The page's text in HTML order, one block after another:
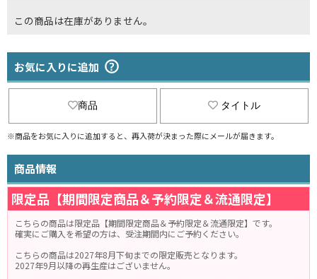
この商品は在庫がありません。
お気に入りに追加
商品 タイトル
※商品をお気に入りに追加すると、再入荷が決まった際にメールが届きます。
商品情報
限定品【期間限定商品＆予約限定＆流通限定】
こちらの商品は限定品【期間限定商品＆予約限定＆流通限定】です。
確実にご購入を希望の方は、受注期間内にご予約ください。
こちらの商品は2027年8月下旬までの限定販売となります。
2027年9月以降の再生産はございません。